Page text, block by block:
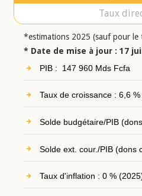
Taux
*estimations 2025 (sauf pour le
* Date de mise à jour : 17
PIB : 147 960 Mds Fcfa
Taux de croissance : 6,6 %
Solde budgétaire/PIB
Solde ext. cour./PIB (dons
Taux d'inflation : 0 %